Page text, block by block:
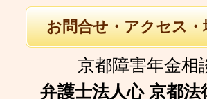
お問合せ・アクセス・
京都障害年金相
弁護士法人心 京都法